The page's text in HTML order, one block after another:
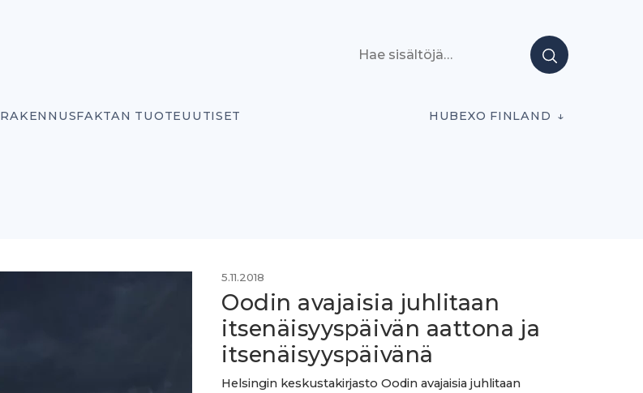
RAKENNUSFAKTAN TUOTEUUTISET HUBEXO FINLAND
5.11.2018
Oodin avajaisia juhlitaan
itsenäisyyspäivän aattona ja
itsenäisyyspäivänä
Helsingin keskustakirjasto Oodin avajaisia juhlitaan